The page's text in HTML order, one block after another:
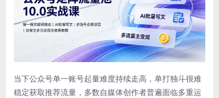
当下公众号单一账号起量难度持续走高，单打独斗很难
稳定获取推荐流量，多数自媒体创作者普遍面临多重运